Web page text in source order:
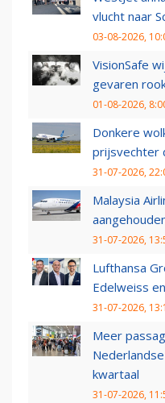
vlucht naar
03-08-2026,
VisionSafe
gevaren
01-08-2026,
Donkere
prijsvechter
31-07-2026,
Malaysia
31-07-2026,
Lufthansa
Edelweiss
31-07-2026,
Meer
kwartaal
31-07-2026,